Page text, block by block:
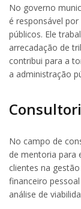
No governo
é responsável
públicos. Ele
arrecadação de
contribui para a
a administração
No campo de
de mentoria para
clientes na
financeiro
análise de